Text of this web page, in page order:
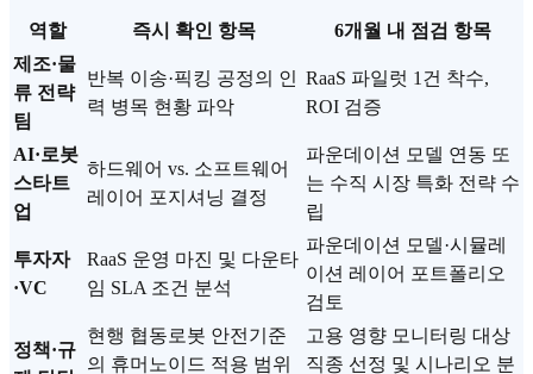
역할 즉시 확인 항목
6개월 내 점검 항목
제조·물
류 전략
팀
반복 이송·픽킹 공정의 인
력 병목 현황 파악
RaaS 파일럿 1건 착수,
ROI 검증
AI·로봇
스타트
업
하드웨어 vs. 소프트웨어
레이어 포지셔닝 결정
파운데이션 모델 연동 또
는 수직 시장 특화 전략 수
립
투자자
·VC
RaaS 운영 마진 및 다운타
임 SLA 조건 분석
파운데이션 모델·시뮬레
이션 레이어 포트폴리오
검토
정책·규
현행 협동로봇 안전기준
의 휴머노이드 적용 범위
고용 영향 모니터링 대상
직종 선정 및 시나리오 분